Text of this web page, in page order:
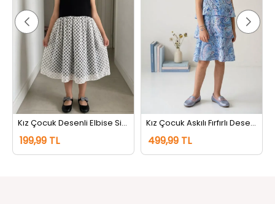
Kız Çocuk Desenli Elbise Siyah
199,99 TL
Kız Çocuk Askılı Fırfırlı Desenli Elbise Lacivert
499,99 TL